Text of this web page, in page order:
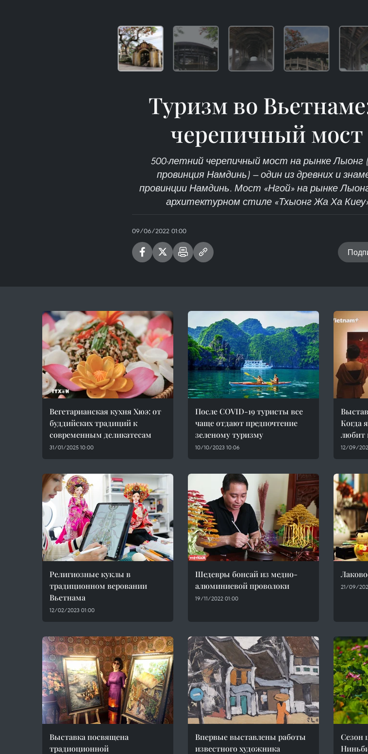
Туризм во
черепичный
500-летний черепичный мост на рынке Лыонг
провинция Намдинь) — один из древних и
провинции Намдинь. Мост «Нгой» на рынке
архитектурном стиле «Тхыонг Жа Ха
09/06/2022 01:00
Вегетарианская кухня Хюэ: от
буддийских традиций к
современным деликатесам
31/01/2025 10:00
После COVID-19 туристы все
чаще отдают предпочтение
зеленому туризму
10/10/2023 10:06
Когда
любит
12/09/
Религиозные куклы в
традиционном веровании
Вьетнама
12/02/2023 01:00
Шедевры бонсай из медно-
алюминиевой проволоки
19/11/2022 01:00
21/09/
Выставка посвящена
традиоционной
Впервые выставлены работы
известного художника
Сезон